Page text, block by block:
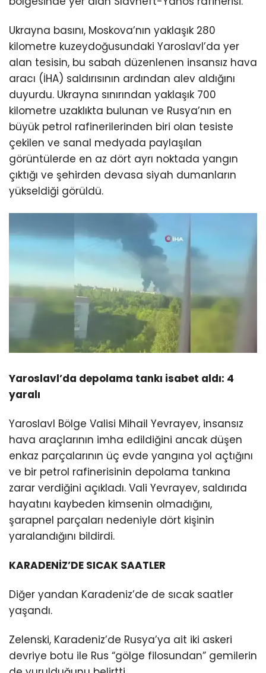
Ukrayna basını, Moskova’nın yaklaşık 280
kilometre kuzeydoğusundaki Yaroslavl’da yer
alan tesisin, bu sabah düzenlenen insansız hava
aracı (İHA) saldırısının ardından alev aldığını
duyurdu. Ukrayna sınırından yaklaşık 700
kilometre uzaklıkta bulunan ve Rusya’nın en
büyük petrol rafinerilerinden biri olan tesiste
çekilen ve sanal medyada paylaşılan
görüntülerde en az dört ayrı noktada yangın
çıktığı ve şehirden devasa siyah dumanların
yükseldiği görüldü.
Yaroslavl’da depolama tankı isabet aldı: 4
yaralı
Yaroslavl Bölge Valisi Mihail Yevrayev, insansız
hava araçlarının imha edildiğini ancak düşen
enkaz parçalarının üç evde yangına yol açtığını
ve bir petrol rafinerisinin depolama tankına
zarar verdiğini açıkladı. Vali Yevrayev, saldırıda
hayatını kaybeden kimsenin olmadığını,
şarapnel parçaları nedeniyle dört kişinin
yaralandığını bildirdi.
KARADENİZ’DE SICAK SAATLER
Diğer yandan Karadeniz’de de sıcak saatler
yaşandı.
Zelenski, Karadeniz’de Rusya’ya ait iki askeri
devriye botu ile Rus “gölge filosundan” gemilerin